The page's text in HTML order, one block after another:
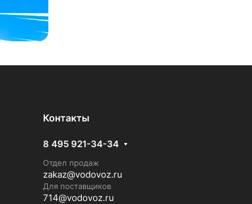
Контакты
8 495 921-34-34
Отдел продаж
zakaz@vodovoz.ru
Для поставщиков
714@vodovoz.ru